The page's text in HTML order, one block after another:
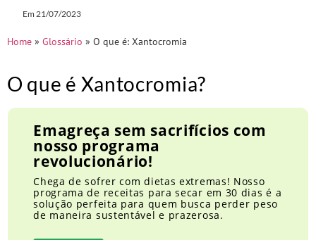
Em 21/07/2023
Home » Glossário » O que é: Xantocromia
O que é Xantocromia?
Emagreça sem sacrifícios com
nosso programa
revolucionário!
Chega de sofrer com dietas extremas! Nosso
programa de receitas para secar em 30 dias é a
solução perfeita para quem busca perder peso
de maneira sustentável e prazerosa.